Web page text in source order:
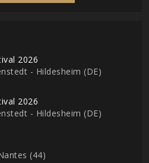
2026
- Hildesheim (DE)
2026
- Hildesheim (DE)
(44)